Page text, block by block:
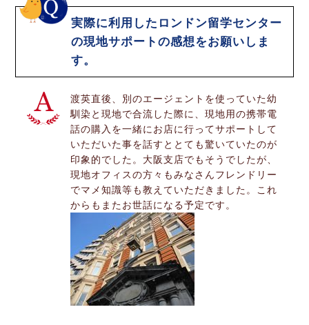
実際に利用したロンドン留学センター
の現地サポートの感想をお願いしま
す。
渡英直後、別のエージェントを使っていた幼
馴染と現地で合流した際に、現地用の携帯電
話の購入を一緒にお店に行ってサポートして
いただいた事を話すととても驚いていたのが
印象的でした。大阪支店でもそうでしたが、
現地オフィスの方々もみなさんフレンドリー
でマメ知識等も教えていただきました。これ
からもまたお世話になる予定です。